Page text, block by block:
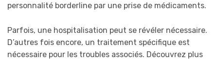
personnalité borderline par une prise de médicaments.
Parfois, une hospitalisation peut se révéler nécessaire.
D’autres fois encore, un traitement spécifique est
nécessaire pour les troubles associés. Découvrez plus